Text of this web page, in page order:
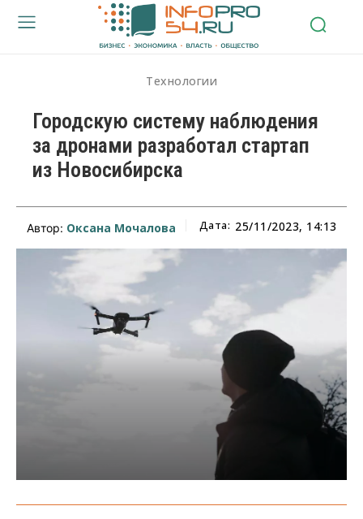
Технологии
Городскую систему наблюдения
за дронами разработал стартап
из Новосибирска
Автор: Оксана Мочалова Дата: 25/11/2023, 14:13